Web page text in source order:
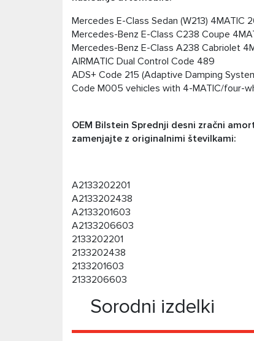
Mercedes E-Class Sedan (W213) 4MATIC
Mercedes-Benz E-Class C238 Coupe
Mercedes-Benz E-Class A238 Cabriolet
AIRMATIC Dual Control Code 489
ADS+ Code 215 (Adaptive Damping
Code M005 vehicles with 4-MATIC/four-
OEM Bilstein Sprednji desni zračni
zamenjajte z originalnimi številkami:
A2133202201
A2133202438
A2133201603
A2133206603
2133202201
2133202438
2133201603
2133206603
Sorodni izdelki